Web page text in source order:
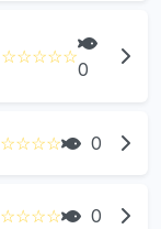
☆☆☆☆☆
0
☆☆☆☆ 0
☆☆☆☆ 0